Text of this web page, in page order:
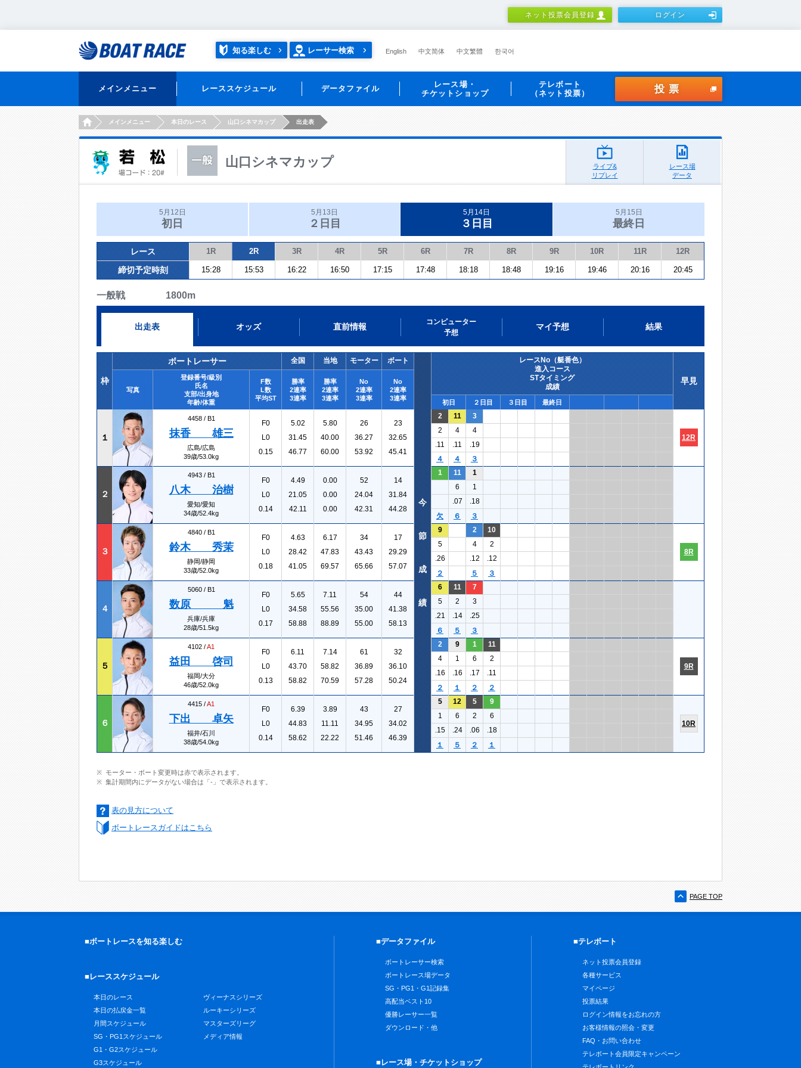
ネット投票会員登録 ログイン
知る楽しむ レーサー検索 English 中文简体 中文繁體 한국어
メインメニュー レーススケジュール データファイル
レース場・
チケットショップ
テレボート
（ネット投票）
投票
HOMEメインメニュー 本日のレース 山口シネマカップ 出走表
山口シネマカップ
ライブ&
リプレイ
レース場
データ
5月12日
初日
5月13日
２日目
5月14日
３日目
5月15日
最終日
レース 1R 2R 3R 4R 5R 6R 7R 8R 9R 10R 11R 12R
締切予定時刻 15:28 15:53 16:22 16:50 17:15 17:48 18:18 18:48 19:16 19:46 20:16 20:45
一般戦 1800m
出走表 オッズ 直前情報
コンピューター
予想
マイ予想 結果
枠
ボートレーサー 全国 当地 モーター ボート
レースNo（艇番色）
進入コース
STタイミング
成績
早見
写真
登録番号/級別
氏名
支部/出身地
年齢/体重
F数
L数
平均ST
勝率
2連率
3連率
勝率
2連率
3連率
No
2連率
3連率
No
2連率
3連率
初日 ２日目 ３日目 最終日
１
4458 / B1
抹香 雄三
広島/広島
39歳/53.0kg
F0
L0
0.15
5.02
31.45
46.77
5.80
40.00
60.00
26
36.27
53.92
23
32.65
45.41
2 11 3
12R
2 4
4
.11
.11
.19
４
４ ３
２
4943 / B1
八木 治樹
愛知/愛知
34歳/52.4kg
F0
L0
0.14
4.49
21.05
42.11
0.00
0.00
0.00
52
24.04
42.31
14
31.84
44.28
1 11
1
6
1
.07
.18
欠
６ ３
３
4840 / B1
鈴木 秀茉
静岡/静岡
33歳/52.0kg
F0
L0
0.18
4.63
28.42
41.05
6.17
47.83
69.57
34
43.43
65.66
17
29.29
57.07
9 2 10
8R
5 4
2
.26
.12
.12
２
５ ３
４
5060 / B1
数原 魁
兵庫/兵庫
28歳/51.5kg
F0
L0
0.17
5.65
34.58
58.88
7.11
55.56
88.89
54
35.00
55.00
44
41.38
58.13
6 11
7
5
2
3
.21
.14
.25
６
５ ３
５
4102 /A1
益田 啓司
福岡/大分
46歳/52.0kg
F0
L0
0.13
6.11
43.70
58.82
7.14
58.82
70.59
61
36.89
57.28
32
36.10
50.24
2 9 1 11
9R
4 1 6
2
.16
.16 .17
.11
２
１ ２ ２
６
4415 /A1
下出 卓矢
福井/石川
38歳/54.0kg
F0
L0
0.14
6.39
44.83
58.62
3.89
11.11
22.22
43
34.95
51.46
27
34.02
46.39
5 12 5 9
10R
1 6 2
6
.15
.24 .06
.18
１
５ ２ １
今
節
成
績
モーター・ボート変更時は赤で表示されます。
集計期間内にデータがない場合は「-」で表示されます。
表の見方について
ボートレースガイドはこちら
PAGE TOP
■ボートレースを知る楽しむ
■レーススケジュール
本日のレース
本日の払戻金一覧
月間スケジュール
SG・PG1スケジュール
G1・G2スケジュール
G3スケジュール
ヴィーナスシリーズ
ルーキーシリーズ
マスターズリーグ
メディア情報
■データファイル
ボートレーサー検索
ボートレース場データ
SG・PG1・G1記録集
高配当ベスト10
優勝レーサー一覧
ダウンロード・他
■レース場・チケットショップ
■テレボート
ネット投票会員登録
各種サービス
マイページ
投票結果
ログイン情報をお忘れの方
お客様情報の照会・変更
FAQ・お問い合わせ
テレボート会員限定キャンペーン